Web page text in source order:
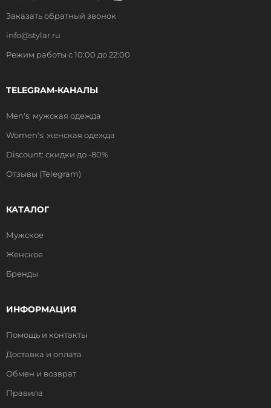
Заказать обратный звонок
info@stylar.ru
Режим работы с 10:00 до 22:00
TELEGRAM-КАНАЛЫ
Men's: мужская одежда
Women's: женская одежда
Discount: скидки до -80%
Отзывы (Telegram)
КАТАЛОГ
Мужское
Женское
Бренды
ИНФОРМАЦИЯ
Помощь и контакты
Доставка и оплата
Обмен и возврат
Правила